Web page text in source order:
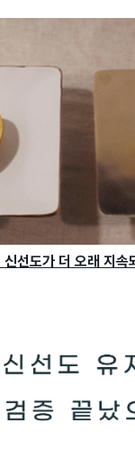
선도가 더 오래 지속